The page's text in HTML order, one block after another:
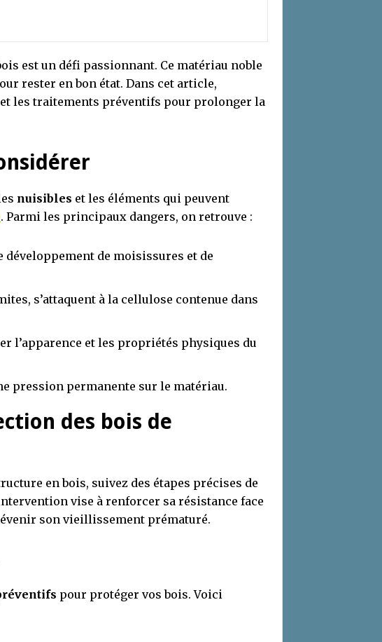
est un défi passionnant. Ce matériau noble
rester en bon état. Dans cet article,
les traitements préventifs pour prolonger la
nuisibles et les éléments qui peuvent
. Parmi les principaux dangers, on retrouve :
développement de moisissures et de
s’attaquent à la cellulose contenue dans
l’apparence et les propriétés physiques du
pression permanente sur le matériau.
des bois de
en bois, suivez des étapes précises de
vise à renforcer sa résistance face
son vieillissement prématuré.
pour protéger vos bois. Voici